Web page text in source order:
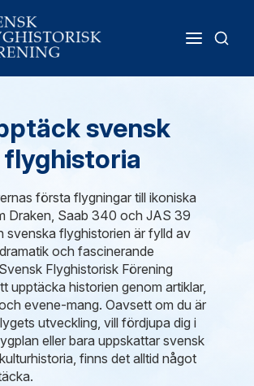
svensk
flyghistoria
första flygningar till ikoniska
Draken, Saab 340 och JAS 39
svenska flyghistorien är fylld av
och fascinerande
Flyghistorisk Förening
upptäcka historien genom artiklar,
evene-mang. Oavsett om du är
utveckling, vill fördjupa dig i
eller bara uppskattar svensk
finns det alltid något